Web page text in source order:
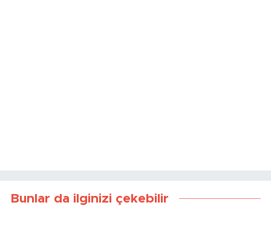
Bunlar da ilginizi çekebilir